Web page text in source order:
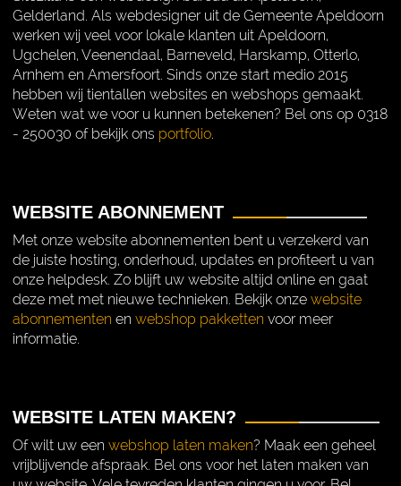
Gelderland. Als webdesigner uit de Gemeente Apeldoorn
werken wij veel voor lokale klanten uit Apeldoorn,
Ugchelen, Veenendaal, Barneveld, Harskamp, Otterlo,
Arnhem en Amersfoort. Sinds onze start medio 2015
hebben wij tientallen websites en webshops gemaakt.
Weten wat we voor u kunnen betekenen? Bel ons op 0318
- 250030 of bekijk ons portfolio.
WEBSITE ABONNEMENT
Met onze website abonnementen bent u verzekerd van
de juiste hosting, onderhoud, updates en profiteert u van
onze helpdesk. Zo blijft uw website altijd online en gaat
deze met met nieuwe technieken. Bekijk onze website
abonnementen en webshop pakketten voor meer
informatie.
WEBSITE LATEN MAKEN?
Of wilt uw een webshop laten maken? Maak een geheel
vrijblijvende afspraak. Bel ons voor het laten maken van